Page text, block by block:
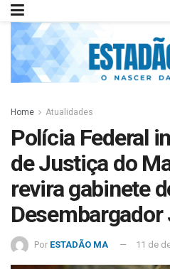
Home Atualidades
Polícia Federal
de Justiça do
revira gabinete
Desembargador
Por ESTADÃO MA 11 de